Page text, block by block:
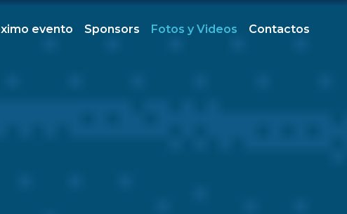
evento Sponsors Fotos y Videos Contactos